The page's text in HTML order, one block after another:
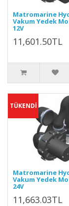
Matromarine
Vakum Yedek
12V
11,601.50TL
TÜKENDİ
Matromarine
Vakum Yedek
24V
11,663.03TL